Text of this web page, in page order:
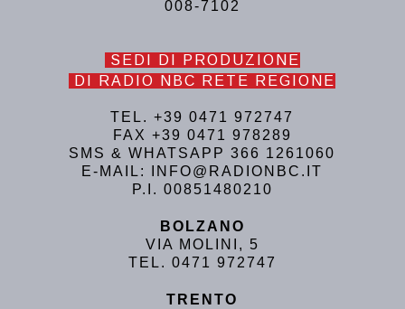
008-7102
SEDI DI PRODUZIONE
DI RADIO NBC RETE REGIONE
TEL. +39 0471 972747
FAX +39 0471 978289
SMS & WHATSAPP 366 1261060
E-MAIL: INFO@RADIONBC.IT
P.I. 00851480210
BOLZANO
VIA MOLINI, 5
TEL. 0471 972747
TRENTO